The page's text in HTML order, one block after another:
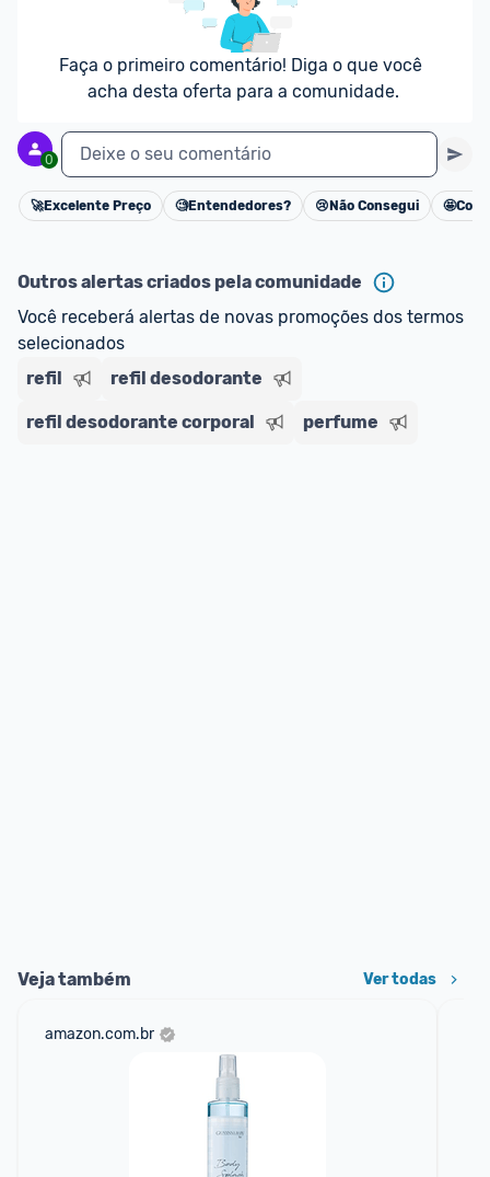
Faça o primeiro comentário! Diga o que você
acha desta oferta para a comunidade.
0 Deixe o seu comentário
Cancelar
🚀Excelente Preço 🧐Entendedores? 😢 Não Consegui 🤩
Outros alertas criados pela comunidade
Você receberá alertas de novas promoções dos termos
selecionados
refil
refil desodorante
refil desodorante corporal perfume
Veja também Ver todas
amazon.com.br